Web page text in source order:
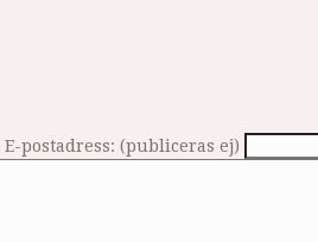
E-postadress: (publiceras ej)